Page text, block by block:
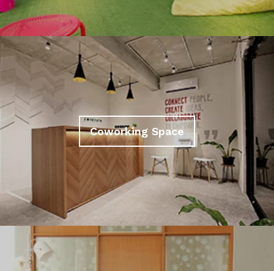
Coworking Space